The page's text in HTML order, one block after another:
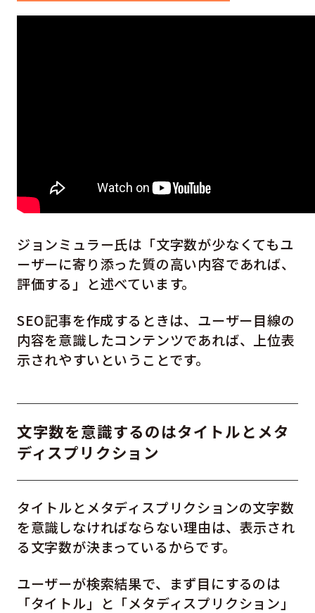
ジョンミュラー氏は「文字数が少なくてもユ
ーザーに寄り添った質の高い内容であれば、
評価する」と述べています。
SEO記事を作成するときは、ユーザー目線の
内容を意識したコンテンツであれば、上位表
示されやすいということです。
文字数を意識するのはタイトルとメタ
ディスプリクション
タイトルとメタディスプリクションの文字数
を意識しなければならない理由は、表示され
る文字数が決まっているからです。
ユーザーが検索結果で、まず目にするのは
「タイトル」と「メタディスプリクション」